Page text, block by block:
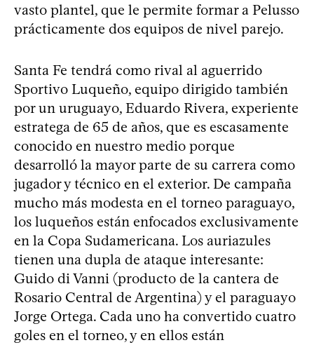
vasto plantel, que le permite formar a Pelusso
prácticamente dos equipos de nivel parejo.
Santa Fe tendrá como rival al aguerrido
Sportivo Luqueño, equipo dirigido también
por un uruguayo, Eduardo Rivera, experiente
estratega de 65 de años, que es escasamente
conocido en nuestro medio porque
desarrolló la mayor parte de su carrera como
jugador y técnico en el exterior. De campaña
mucho más modesta en el torneo paraguayo,
los luqueños están enfocados exclusivamente
en la Copa Sudamericana. Los auriazules
tienen una dupla de ataque interesante:
Guido di Vanni (producto de la cantera de
Rosario Central de Argentina) y el paraguayo
Jorge Ortega. Cada uno ha convertido cuatro
goles en el torneo, y en ellos están